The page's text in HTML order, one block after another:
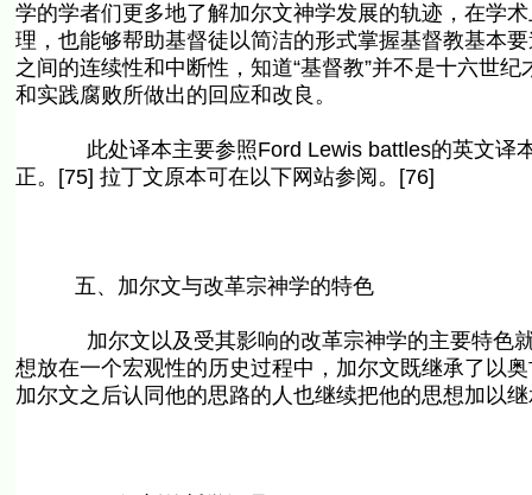
学的学者们更多地了解加尔文神学发展的轨迹，在学
理，也能够帮助基督徒以简洁的形式掌握基督教基本
之间的连续性和中断性，知道“基督教”并不是十六世
和实践腐败所做出的回应和改良。
此处译本主要参照Ford Lewis battles的英文译本
正。[75] 拉丁文原本可在以下网站参阅。[76]
五、加尔文与改革宗神学的特色
加尔文以及受其影响的改革宗神学的主要特色就
想放在一个宏观性的历史过程中，加尔文既继承了以
加尔文之后认同他的思路的人也继续把他的思想加以